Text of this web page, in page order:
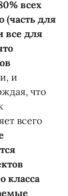
всех
(часть для
все для
и
что
всего
класса